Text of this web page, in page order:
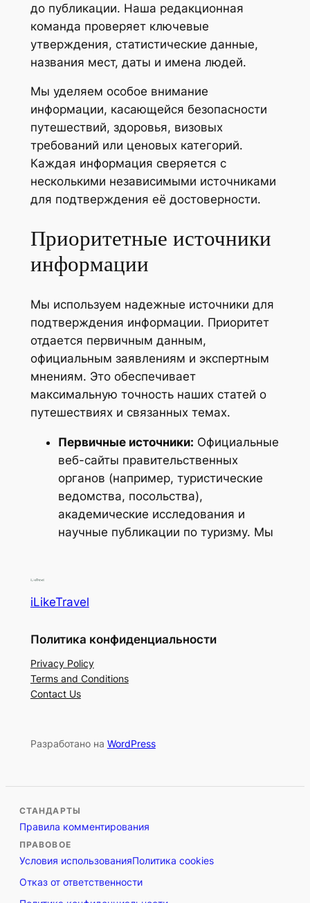
до публикации. Наша редакционная
команда проверяет ключевые
утверждения, статистические данные,
названия мест, даты и имена людей.
Мы уделяем особое внимание
информации, касающейся безопасности
путешествий, здоровья, визовых
требований или ценовых категорий.
Каждая информация сверяется с
несколькими независимыми источниками
для подтверждения её достоверности.
Приоритетные источники
информации
Мы используем надежные источники для
подтверждения информации. Приоритет
отдается первичным данным,
официальным заявлениям и экспертным
мнениям. Это обеспечивает
максимальную точность наших статей о
путешествиях и связанных темах.
Первичные источники: Официальные
веб-сайты правительственных
органов (например, туристические
ведомства, посольства),
академические исследования и
научные публикации по туризму. Мы
iLikeTravel
Политика конфиденциальности
Privacy Policy
Terms and Conditions
Contact Us
Разработано на WordPress
СТАНДАРТЫ
Правила комментирования
ПРАВОВОЕ
Условия использованияПолитика cookies
Отказ от ответственности